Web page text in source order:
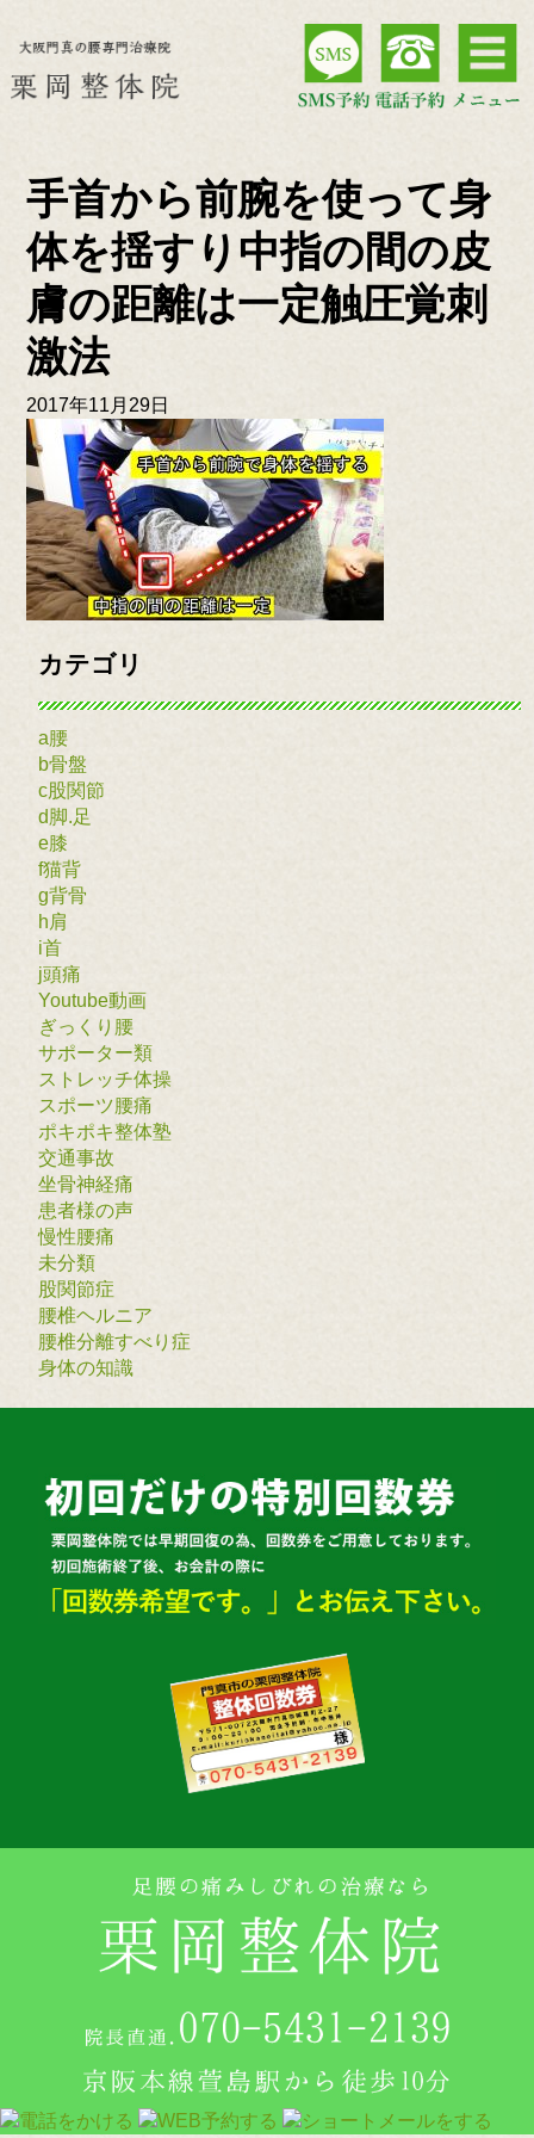
手首から前腕を使って身
体を揺すり中指の間の皮
膚の距離は一定触圧覚刺
激法
2017年11月29日
カテゴリ
a腰
b骨盤
c股関節
d脚.足
e膝
f猫背
g背骨
h肩
i首
j頭痛
Youtube動画
ぎっくり腰
サポーター類
ストレッチ体操
スポーツ腰痛
ポキポキ整体塾
交通事故
坐骨神経痛
患者様の声
慢性腰痛
未分類
股関節症
腰椎ヘルニア
腰椎分離すべり症
身体の知識